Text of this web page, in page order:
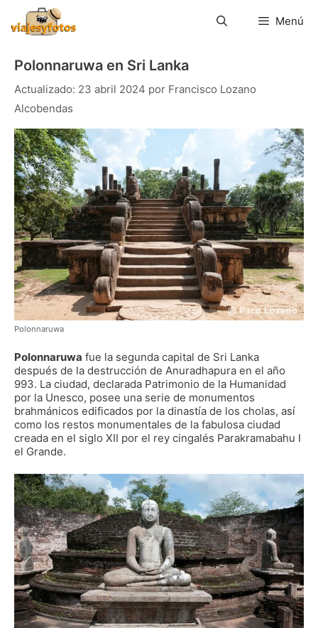
contenido
Menú
Polonnaruwa en Sri Lanka
23 abril 2024 por Francisco Lozano
Alcobendas
Polonnaruwa
Polonnaruwa fue la segunda capital de Sri Lanka
después de la destrucción de Anuradhapura en el año
993. La ciudad, declarada Patrimonio de la Humanidad
por la Unesco, posee una serie de monumentos
brahmánicos edificados por la dinastía de los cholas, así
como los restos monumentales de la fabulosa ciudad
creada en el siglo XII por el rey cingalés Parakramabahu I
el Grande.